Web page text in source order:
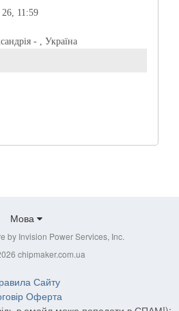
11:59
- , Україна
Мова
by Invision Power Services, Inc.
chipmaker.com.ua
Сайту
Оферта